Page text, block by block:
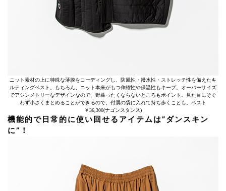
ニット素材の上に特殊な薄膜をコーディングし、防風性・撥水性・ストレッチ性を備えたキ
ルティングベスト。もちろん、ニット本来がもつ伸縮性や保温性もキープ。オーバーサイズ
でアシンメトリーなデザインなので、野暮ったくならないところもポイント。見た目にそぐ
わず小さくまとめることができるので、付属の袋に入れて持ち歩くことも。ベスト
￥36,300(ナゴンスタンス)
機能的で日常的に使い回せるアイテムは”ダンスキン
に”！